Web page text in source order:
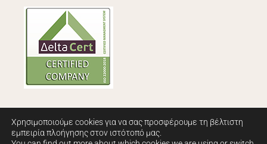
Χρησιμοποιούμε cookies για να σας προσφέρουμε τη βέλτιστη
εμπειρία πλοήγησης στον ιστότοπό μας.